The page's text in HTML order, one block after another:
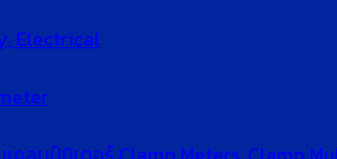
Electrical